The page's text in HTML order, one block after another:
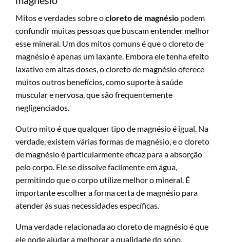
Mitos e verdades sobre ocloreto de magnésio podem
confundir muitas pessoas que buscam entender melhor
esse mineral. Um dos mitos comuns é que o cloreto de
magnésio é apenas um laxante. Embora ele tenha efeito
laxativo em altas doses, o cloreto de magnésio oferece
muitos outros benefícios, como suporte à saúde
muscular e nervosa, que são frequentemente
negligenciados.
Outro mito é que qualquer tipo de magnésio é igual. Na
verdade, existem várias formas de magnésio, e o cloreto
de magnésio é particularmente eficaz para a absorção
pelo corpo. Ele se dissolve facilmente em água,
permitindo que o corpo utilize melhor o mineral. É
importante escolher a forma certa de magnésio para
atender às suas necessidades específicas.
Uma verdade relacionada ao cloreto de magnésio é que
ele pode ajudar a melhorar a qualidade do sono.